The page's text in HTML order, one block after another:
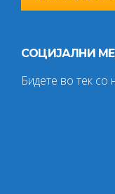
СОЦИЈАЛНИ
Бидете во тек со